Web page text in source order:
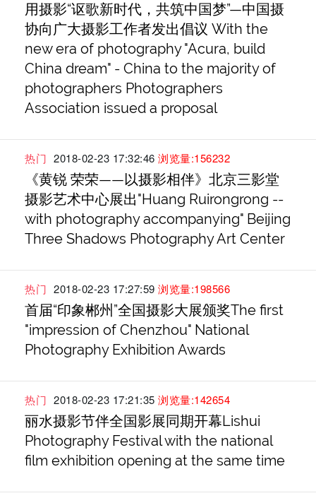
用摄影“讴歌新时代，共筑中国梦”—中国摄
协向广大摄影工作者发出倡议 With the
new era of photography "Acura, build
China dream" - China to the majority of
photographers Photographers
Association issued a proposal
热门 2018-02-23 17:32:46 浏览量:156232
《黄锐 荣荣——以摄影相伴》北京三影堂
摄影艺术中心展出"Huang Ruirongrong --
with photography accompanying" Beijing
Three Shadows Photography Art Center
热门 2018-02-23 17:27:59 浏览量:198566
首届“印象郴州”全国摄影大展颁奖The first
"impression of Chenzhou" National
Photography Exhibition Awards
热门 2018-02-23 17:21:35 浏览量:142654
丽水摄影节伴全国影展同期开幕Lishui
Photography Festival with the national
film exhibition opening at the same time